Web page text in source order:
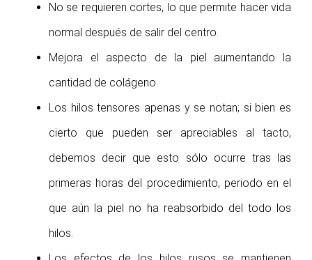
No se requieren cortes, lo que permite hacer vida
normal después de salir del centro.
Mejora el aspecto de la piel aumentando la
cantidad de colágeno.
Los hilos tensores apenas y se notan; si bien es
cierto que pueden ser apreciables al tacto,
debemos decir que esto sólo ocurre tras las
primeras horas del procedimiento, periodo en el
que aún la piel no ha reabsorbido del todo los
hilos.